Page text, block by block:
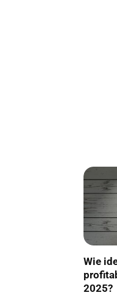
Wie
2025?